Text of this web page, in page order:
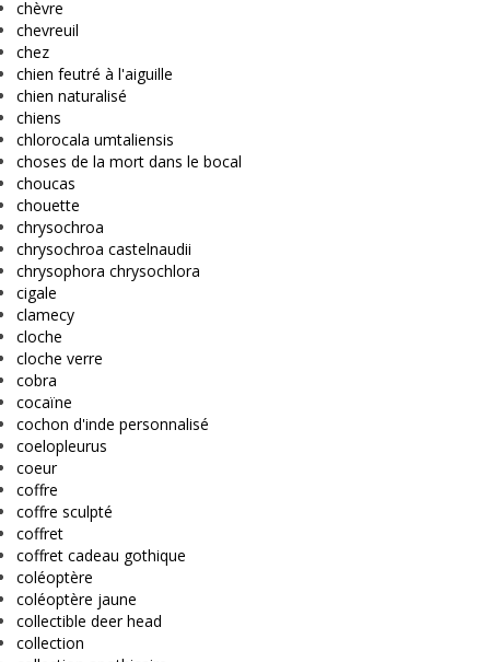
chèvre
chevreuil
chez
chien feutré à l'aiguille
chien naturalisé
chiens
chlorocala umtaliensis
choses de la mort dans le bocal
choucas
chouette
chrysochroa
chrysochroa castelnaudii
chrysophora chrysochlora
cigale
clamecy
cloche
cloche verre
cobra
cocaïne
cochon d'inde personnalisé
coelopleurus
coeur
coffre
coffre sculpté
coffret
coffret cadeau gothique
coléoptère
coléoptère jaune
collectible deer head
collection